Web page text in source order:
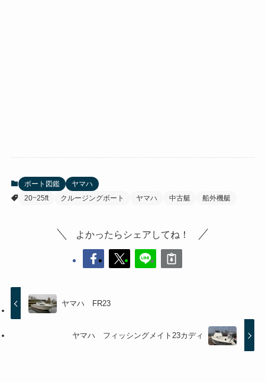
ボート図鑑
ヤマハ
20~25ft
クルージングボート ヤマハ 中古艇 船外機艇
よかったらシェアしてね！
ヤマハ FR23
ヤマハ フィッシングメイト23カディ